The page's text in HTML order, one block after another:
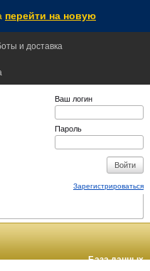
перейти на новую
и доставка
Ваш логин
Пароль
Зарегистрироваться
База данных